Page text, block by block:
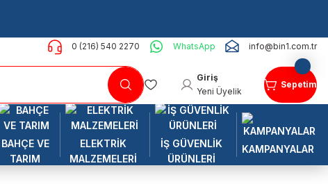
0 (216) 540 2270 WhatsApp info@bin1.com.tr
Giriş
Yeni Üyelik
Sepetim
BAHÇE VE
TARIM
ELEKTRİK
MALZEMELERİ
İŞ GÜVENLİK
ÜRÜNLERİ
KAMPANYALAR